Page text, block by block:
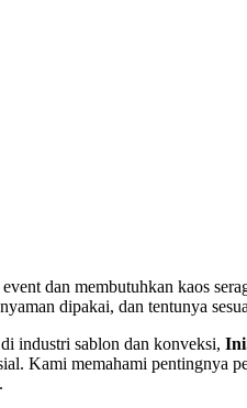
dan membutuhkan kaos
dipakai, dan tentunya
industri sablon dan konveksi,
Kami memahami pentingnya